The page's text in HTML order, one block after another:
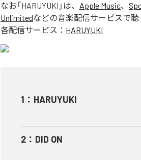
なお「HARUYUKI 」は、 Apple Music、
Unlimitedなどの音楽配信サービスで聴
各配信サービス： HARUYUKI
1 ： HARUYUKI
2 ： DID ON